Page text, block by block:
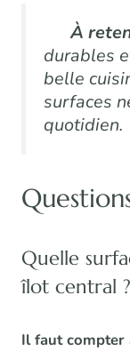
À
durables
belle
surfaces
quotidien.
Quelle
îlot central ?
Il faut compter